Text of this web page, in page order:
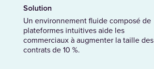
Solution
Un environnement fluide composé de
plateformes intuitives aide les
commerciaux à augmenter la taille des
contrats de 10 %.